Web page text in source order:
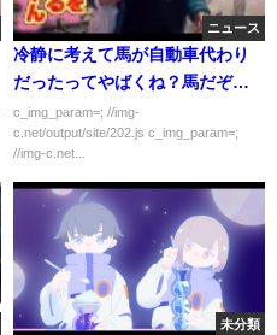
ニュース
冷静に考えて馬が自動車代わり
だったってやばくね？馬だぞ
馬。普通乗るか？
c_img_param=; //img-
c.net/output/site/202.js c_img_param=;
//img-c.net...
未分類